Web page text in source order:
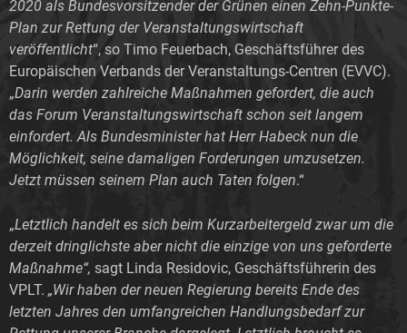
2020 als Bundesvorsitzender der Grünen einen Zehn-Punkte-
Plan zur Rettung der Veranstaltungswirtschaft
veröffentlicht“, so Timo Feuerbach, Geschäftsführer des
Europäischen Verbands der Veranstaltungs-Centren (EVVC).
„Darin werden zahlreiche Maßnahmen gefordert, die auch
das Forum Veranstaltungswirtschaft schon seit langem
einfordert. Als Bundesminister hat Herr Habeck nun die
Möglichkeit, seine damaligen Forderungen umzusetzen.
Jetzt müssen seinem Plan auch Taten folgen.“
„Letztlich handelt es sich beim Kurzarbeitergeld zwar um die
derzeit dringlichste aber nicht die einzige von uns geforderte
Maßnahme“, sagt Linda Residovic, Geschäftsführerin des
VPLT. „Wir haben der neuen Regierung bereits Ende des
letzten Jahres den umfangreichen Handlungsbedarf zur